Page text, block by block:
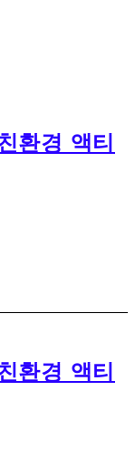
환경 액티
환경 액티